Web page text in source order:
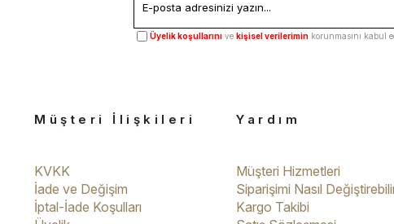
Üyelik koşullarını ve kişisel verilerimin korunmasını kabul
Müşteri İlişkileri
KVKK
İade ve Değişim
İptal-İade Koşulları
Yardım
Müşteri Hizmetleri
Siparişimi Nasıl
Kargo Takibi